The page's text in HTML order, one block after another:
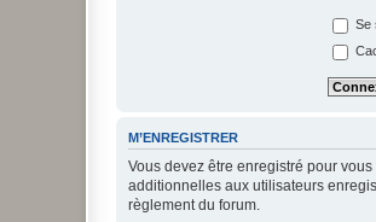
Se
M’ENREGISTRER
Vous devez être enregistré pour
additionnelles aux utilisateurs
règlement du forum.